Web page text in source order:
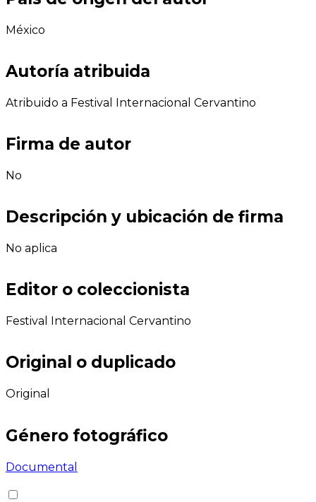
México
Autoría atribuida
Atribuido a Festival Internacional Cervantino
Firma de autor
No
Descripción y ubicación de firma
No aplica
Editor o coleccionista
Festival Internacional Cervantino
Original o duplicado
Original
Género fotográfico
Documental